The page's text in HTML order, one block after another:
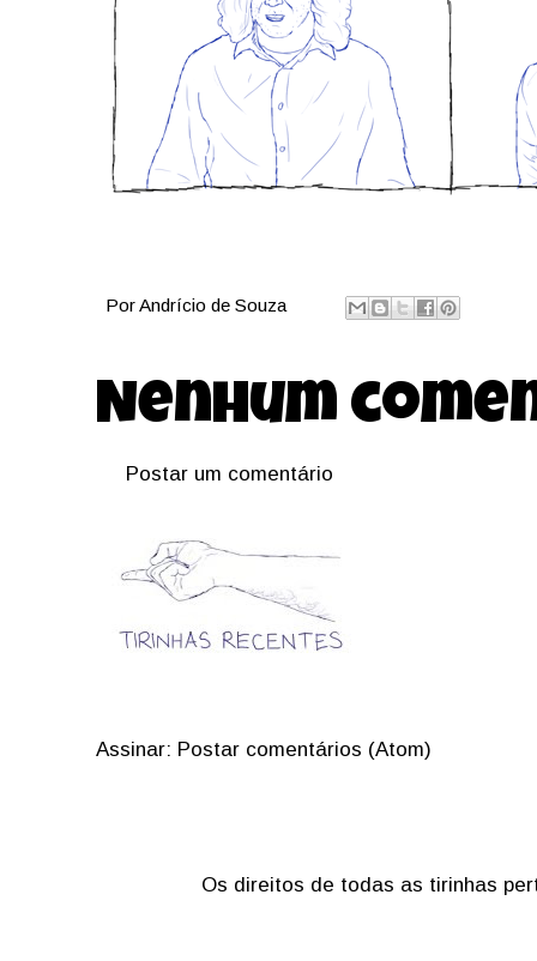
PorAndrício de Souza
Nenhum
Postar um comentário
Assinar: Postar comentários (Atom)
Os direitos de todas as tirinhas